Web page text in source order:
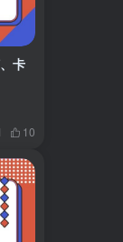
卡
10